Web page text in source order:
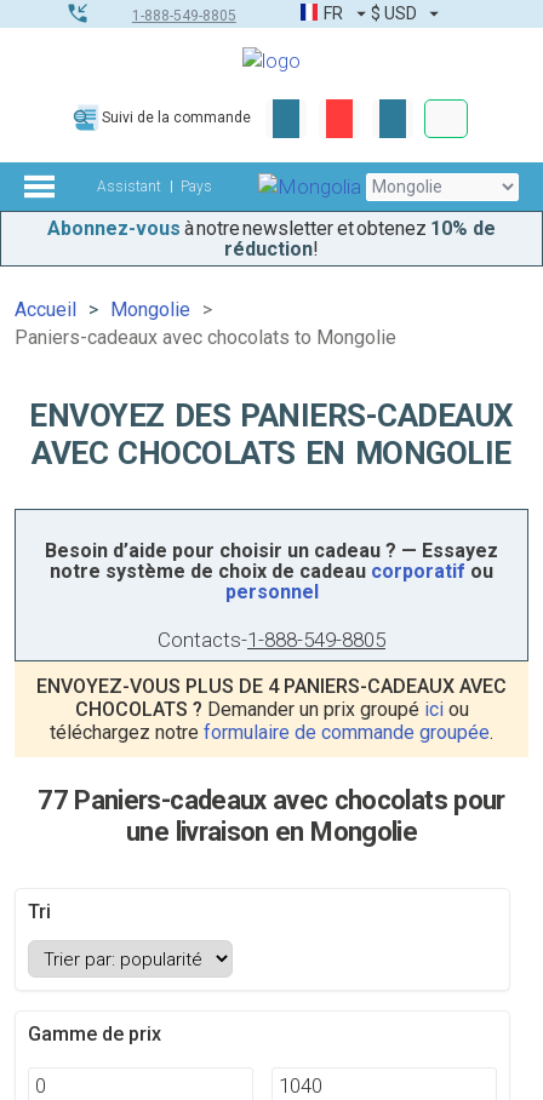
1-888-549-8805 FR $ USD
Suivi de la commande
Assistant Pays
Abonnez-vous à notre newsletter et obtenez 10% de
réduction!
Accueil
Mongolie
Paniers-cadeaux avec chocolats to Mongolie
ENVOYEZ DES PANIERS-CADEAUX
AVEC CHOCOLATS EN MONGOLIE
Besoin d’aide pour choisir un cadeau ? — Essayez
notre système de choix de cadeau corporatif ou
personnel
Contacts-1-888-549-8805
ENVOYEZ-VOUS PLUS DE 4 PANIERS-CADEAUX AVEC
CHOCOLATS ? Demander un prix groupé iciou
téléchargez notre formulaire de commande groupée.
77 Paniers-cadeaux avec chocolats pour
une livraison en Mongolie
Tri
Gamme de prix